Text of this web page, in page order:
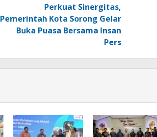
Perkuat Sinergitas,
Pemerintah Kota Sorong Gelar
Buka Puasa Bersama Insan
Pers